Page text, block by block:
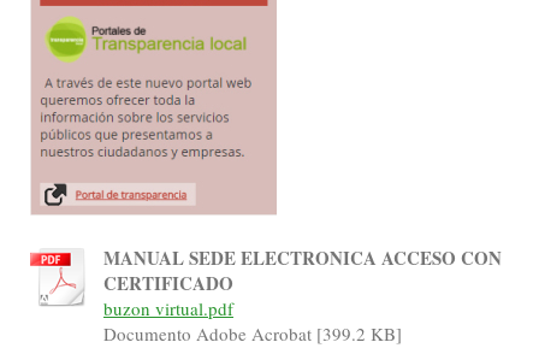
MANUAL SEDE ELECTRONICA ACCESO CON
CERTIFICADO
buzon virtual.pdf
Documento Adobe Acrobat [399.2 KB]